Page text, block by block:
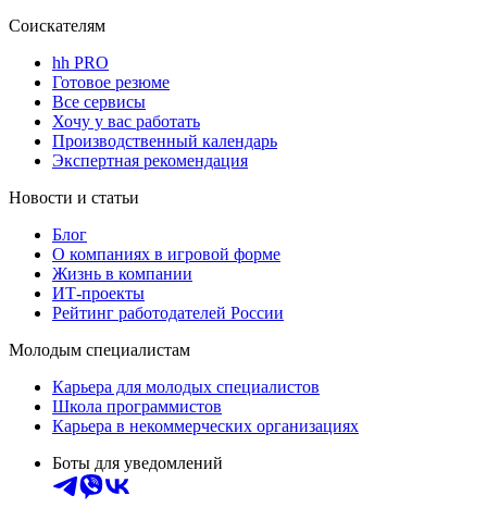
Соискателям
hh PRO
Готовое резюме
Все сервисы
Хочу у вас работать
Производственный календарь
Экспертная рекомендация
Новости и статьи
Блог
О компаниях в игровой форме
Жизнь в компании
ИТ-проекты
Рейтинг работодателей России
Молодым специалистам
Карьера для молодых специалистов
Школа программистов
Карьера в некоммерческих организациях
Боты для уведомлений